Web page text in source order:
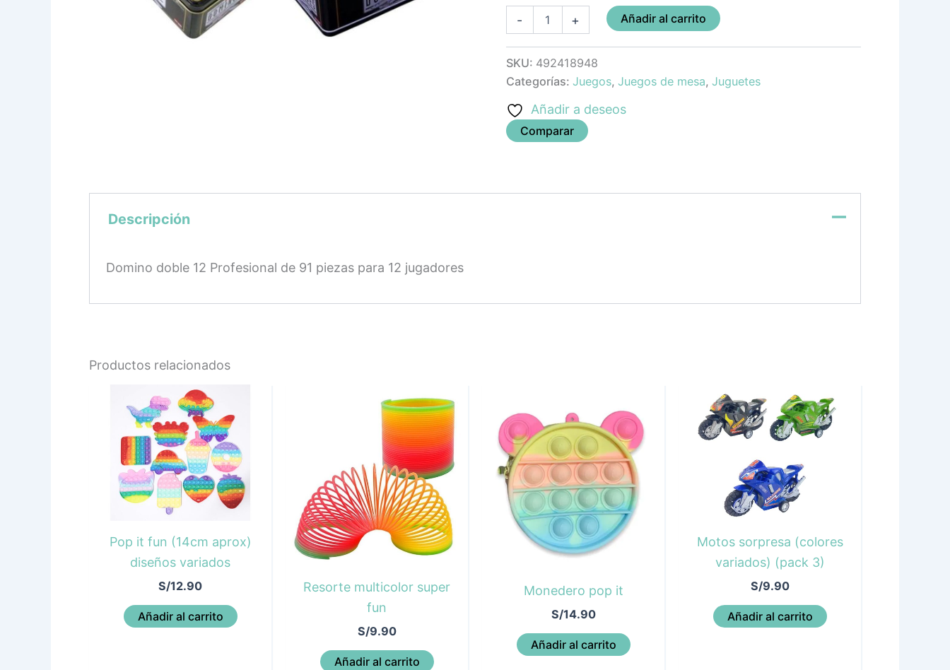
- + Añadir al carrito
SKU: 492418948
Categorías: Juegos, Juegos de mesa, Juguetes
Añadir a deseos
Comparar
Descripción
Domino doble 12 Profesional de 91 piezas para 12 jugadores
Productos relacionados
Pop it fun (14cm aprox)
diseños variados
S/12.90
Añadir al carrito
Resorte multicolor super
fun
S/9.90
Añadir al carrito
Monedero pop it
S/14.90
Añadir al carrito
Motos sorpresa (colores
variados) (pack 3)
S/9.90
Añadir al carrito